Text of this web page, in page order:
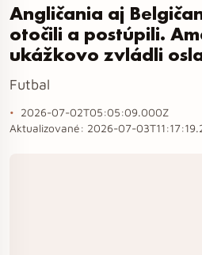
Angličania aj
otočili a postúpili.
ukážkovo zvládli
Futbal
2026-07-02T05:05:09.000Z
Aktualizované: 2026-07-